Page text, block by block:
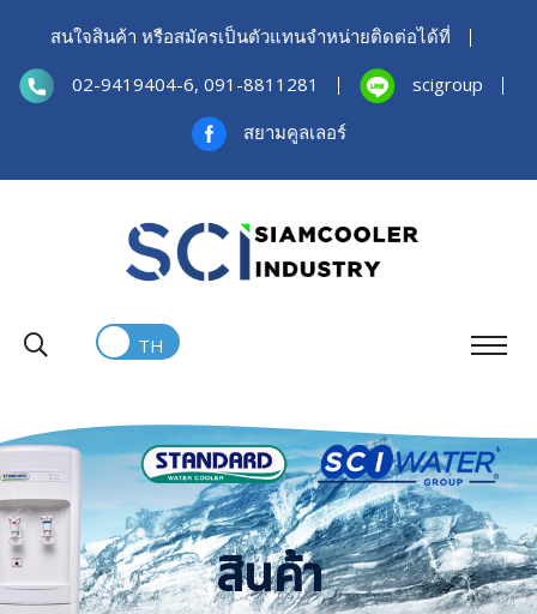
สนใจสินค้า หรือสมัครเป็นตัวแทนจำหน่ายติดต่อได้ที่
02-9419404-6, 091-8811281
scigroup
สยามคูลเลอร์
สินค้า